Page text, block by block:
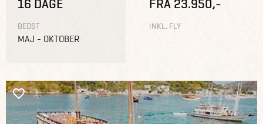
16 DAGE
BEDST
MAJ - OKTOBER
FRA 23.950,-
INKL. FLY